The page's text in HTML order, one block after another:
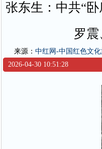
张东生：中共“
罗
来源： 中红网-中国红色文化
2026-04-30 10:51:28